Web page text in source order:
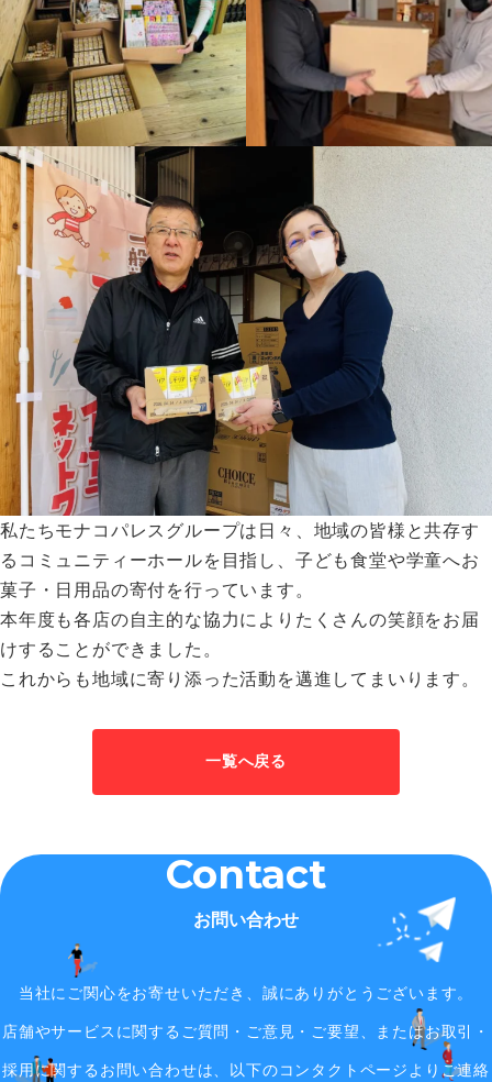
私たちモナコパレスグループは日々、地域の皆様と共存す
るコミュニティーホールを目指し、子ども食堂や学童へお
菓子・日用品の寄付を行っています。
本年度も各店の自主的な協力によりたくさんの笑顔をお届
けすることができました。
これからも地域に寄り添った活動を邁進してまいります。
一覧へ戻る
Contact
お問い合わせ
当社にご関心をお寄せいただき、誠にありがとうございます。
店舗やサービスに関するご質問・ご意見・ご要望、またはお取引・
採用に関するお問い合わせは、 以下のコンタクトページよりご連絡